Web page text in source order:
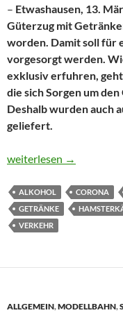
– Etwashausen, 13.
Güterzug mit
worden. Damit soll für
vorgesorgt werden.
exklusiv erfuhren,
die sich Sorgen um
Deshalb wurden auch
geliefert.
Getränke für eine lange
weiterlesen →
ALKOHOL CORONA
GETRÄNKE
VERKEHR
ALLGEMEIN,MODELLBAHN,